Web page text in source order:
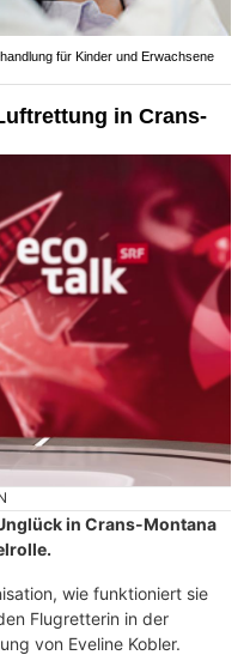
für Kinder und Erwachsene
in Crans-
in Crans-Montana
wie funktioniert sie
Flugretterin in der
von Eveline Kobler.